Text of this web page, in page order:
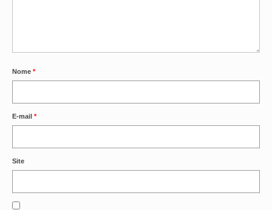
Nome *
E-mail *
Site